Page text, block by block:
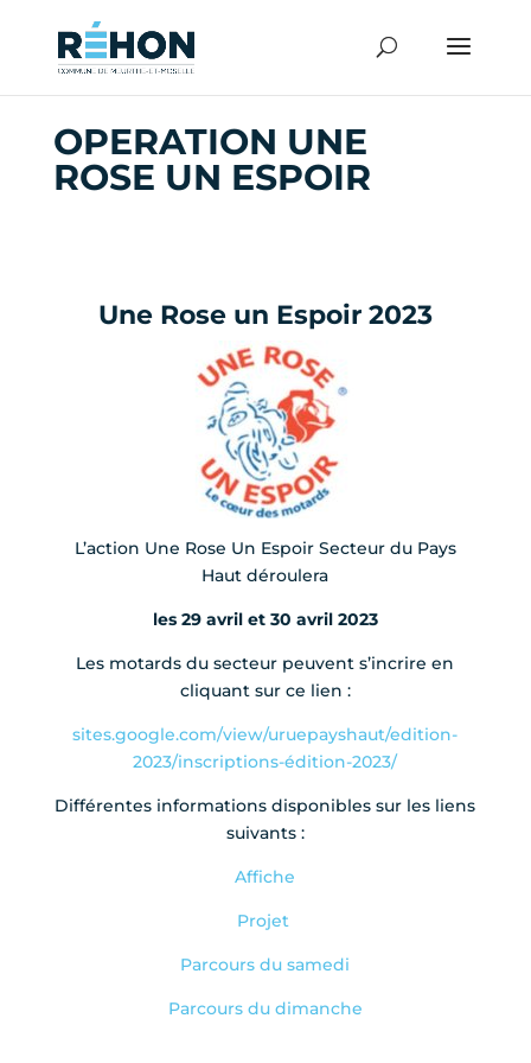
OPERATION UNE
ROSE UN ESPOIR
Une Rose un Espoir 2023
L’action Une Rose Un Espoir Secteur du Pays
Haut déroulera
les 29 avril et 30 avril 2023
Les motards du secteur peuvent s’incrire en
cliquant sur ce lien :
sites.google.com/view/uruepayshaut/edition-
2023/inscriptions-édition-2023/
Différentes informations disponibles sur les liens
suivants :
Affiche
Projet
Parcours du samedi
Parcours du dimanche